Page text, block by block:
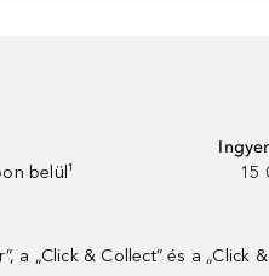
belül¹
15
a „Click & Collect” és a „Click